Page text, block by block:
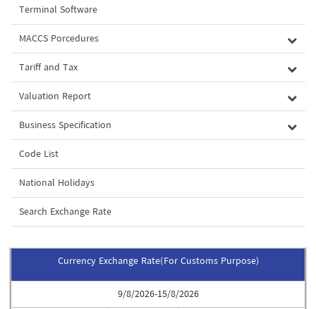
Terminal Software
MACCS Porcedures
Tariff and Tax
Valuation Report
Business Specification
Code List
National Holidays
Search Exchange Rate
Currency Exchange Rate(For Customs Purpose)
9/8/2026-15/8/2026